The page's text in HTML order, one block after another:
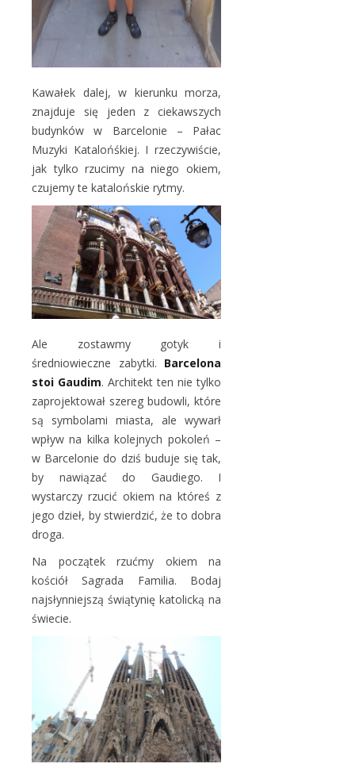
Kawałek dalej, w kierunku morza,
znajduje się jeden z ciekawszych
budynków w Barcelonie – Pałac
Muzyki Katalońśkiej. I rzeczywiście,
jak tylko rzucimy na niego okiem,
czujemy te katalońskie rytmy.
Ale zostawmy gotyk i
średniowieczne zabytki. Barcelona
stoi Gaudim. Architekt ten nie tylko
zaprojektował szereg budowli, które
są symbolami miasta, ale wywarł
wpływ na kilka kolejnych pokoleń –
w Barcelonie do dziś buduje się tak,
by nawiązać do Gaudiego. I
wystarczy rzucić okiem na któreś z
jego dzieł, by stwierdzić, że to dobra
droga.
Na początek rzućmy okiem na
kościół Sagrada Familia. Bodaj
najsłynniejszą świątynię katolicką na
świecie.